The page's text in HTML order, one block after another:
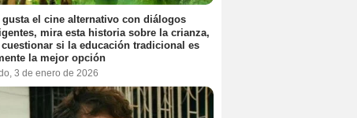
gusta el cine alternativo con diálogos
mira esta historia sobre la crianza,
cuestionar si la educación tradicional es
la mejor opción
3 de enero de 2026